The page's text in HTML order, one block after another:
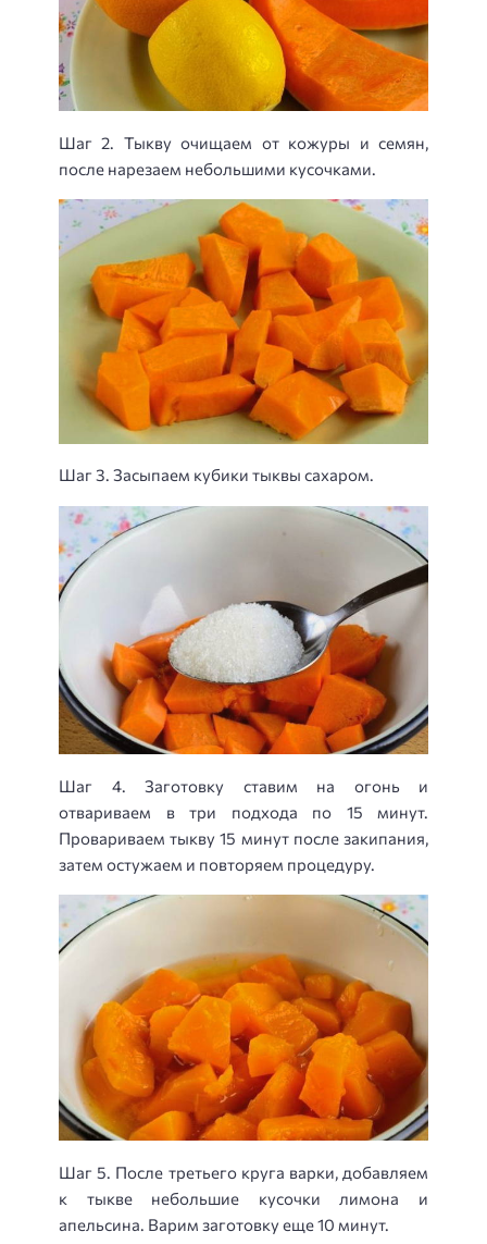
Шаг 2. Тыкву очищаем от кожуры и семян,
после нарезаем небольшими кусочками.
Шаг 3. Засыпаем кубики тыквы сахаром.
Шаг 4. Заготовку ставим на огонь и
отвариваем в три подхода по 15 минут.
Провариваем тыкву 15 минут после закипания,
затем остужаем и повторяем процедуру.
Шаг 5. После третьего круга варки, добавляем
к тыкве небольшие кусочки лимона и
апельсина. Варим заготовку еще 10 минут.